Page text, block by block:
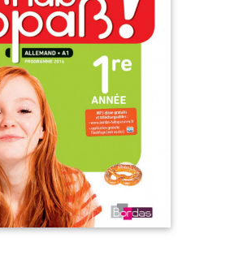
de passe ou identifiant oublié
préférentiels
ressources gratuites
sur nos nouveautés